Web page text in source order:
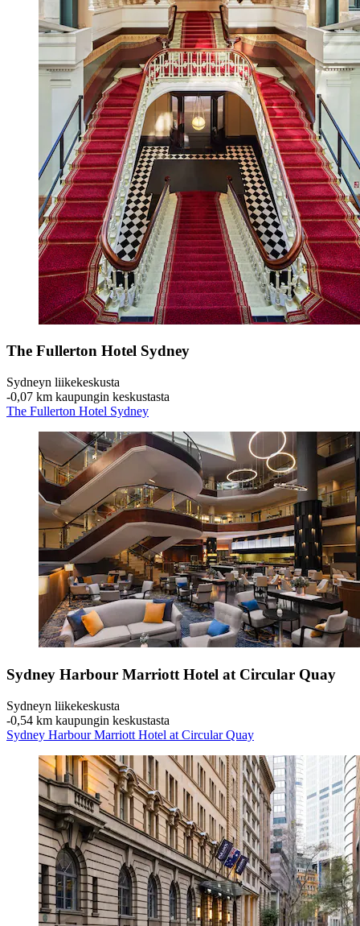
The Fullerton Hotel Sydney
Sydneyn liikekeskusta
‐0,07 km kaupungin keskustasta
The Fullerton Hotel Sydney
Sydney Harbour Marriott Hotel at Circular Quay
Sydneyn liikekeskusta
‐0,54 km kaupungin keskustasta
Sydney Harbour Marriott Hotel at Circular Quay